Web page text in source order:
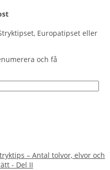
Europatipset eller
och få
– Antal tolvor, elvor och
- Del II